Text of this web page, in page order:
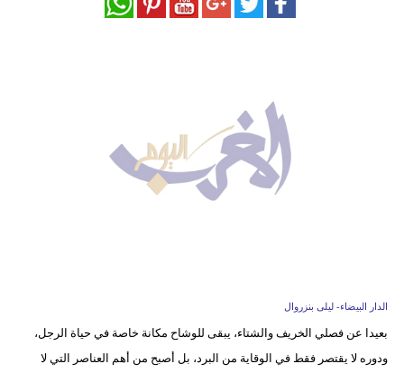
مرأة
الدار البيضاء- ليلى بنزروال
بعيدا عن فصلي الخريف والشتاء، يبقى للوشاح مكانة خاصة في حياة الرجل،
ودوره لا يقتصر فقط في الوقاية من البرد، بل أصبح من أهم العناصر التي لا